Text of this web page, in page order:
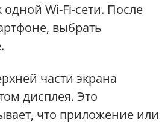
Wi-Fi-сети. После
выбрать
части экрана
дисплея. Это
что приложение или